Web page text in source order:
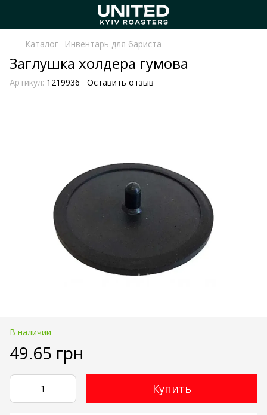
Каталог Инвентарь для бариста
Заглушка холдера гумова
Артикул: 1219936 Оставить отзыв
В наличии
49.65 грн
Купить